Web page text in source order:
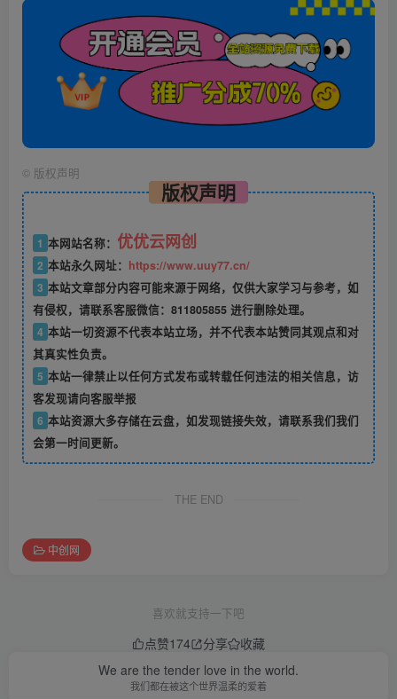
© 版权声明
版权声明
1 本网站名称： 优优云网创
2 本站永久网址： https://www.uuy77.cn/
3 本站文章部分内容可能来源于网络，仅供大家学习与参考，如
有侵权，请联系客服微信：811805855 进行删除处理。
4 本站一切资源不代表本站立场，并不代表本站赞同其观点和对
其真实性负责。
5 本站一律禁止以任何方式发布或转载任何违法的相关信息，访
客发现请向客服举报
6 本站资源大多存储在云盘，如发现链接失效，请联系我们我们
会第一时间更新。
THE END
中创网
喜欢就支持一下吧
点赞174 分享
收藏
We are the tender love in the world.
我们都在被这个世界温柔的爱着